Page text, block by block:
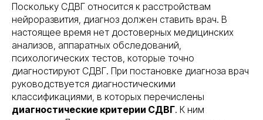
Поскольку СДВГ относится к расстройствам
нейроразвития, диагноз должен ставить врач. В
настоящее время нет достоверных медицинских
анализов, аппаратных обследований,
психологических тестов, которые точно
диагностируют СДВГ. При постановке диагноза врач
руководствуется диагностическими
классификациями, в которых перечислены
диагностические критерии СДВГ. К ним